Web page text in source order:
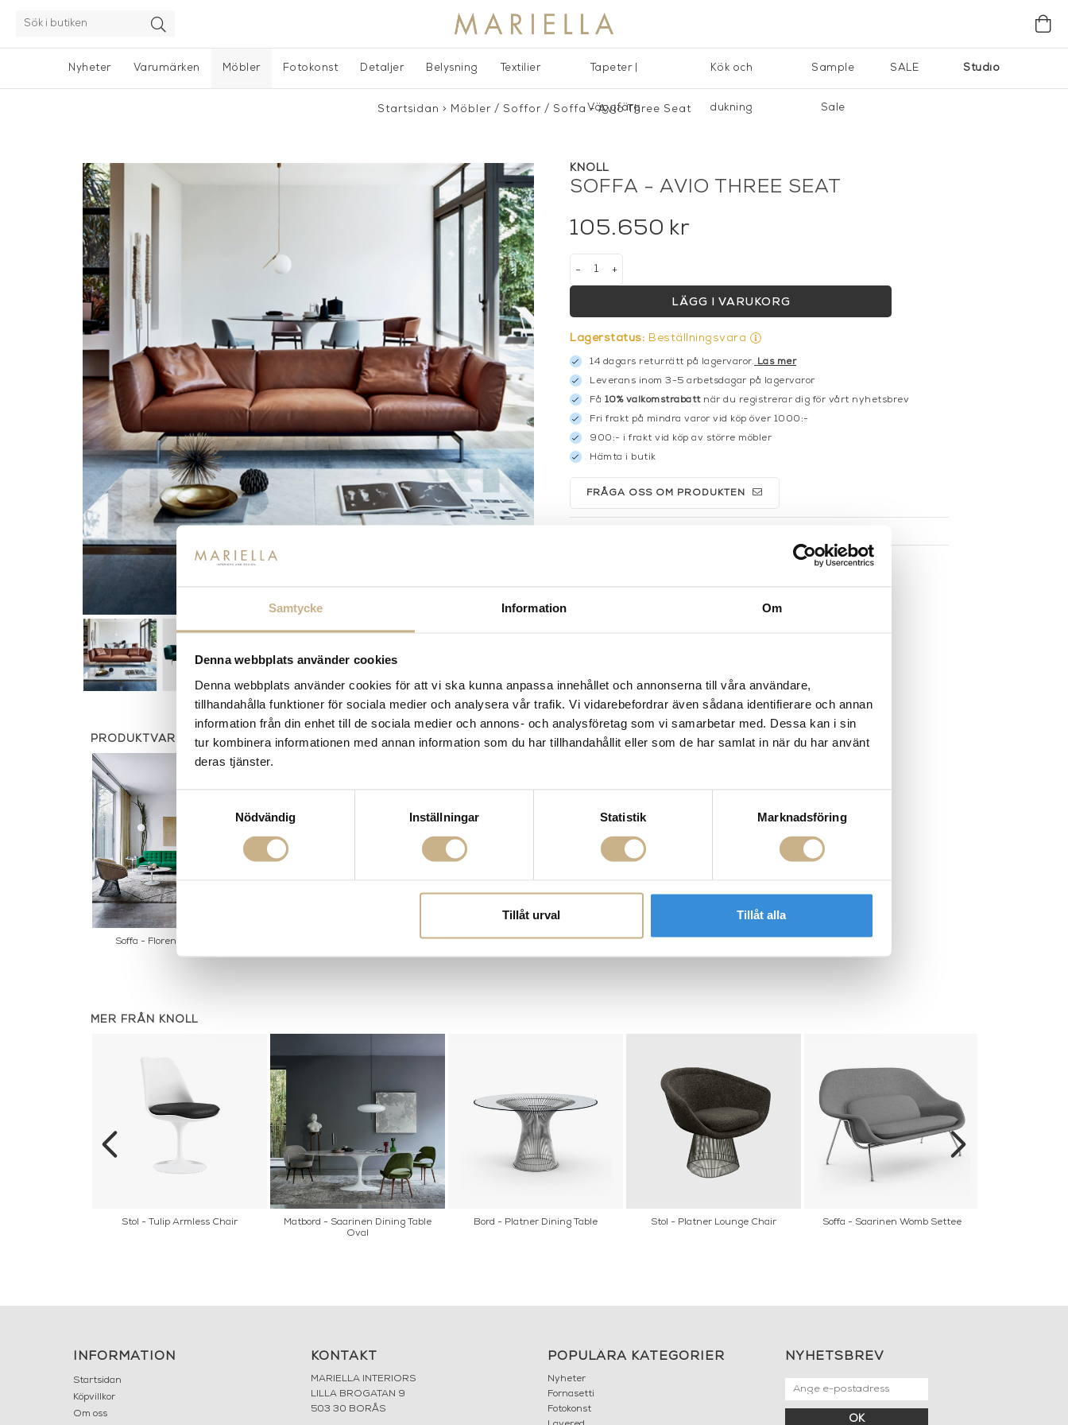
Samtycke Information Om
Denna webbplats använder cookies
Denna webbplats använder cookies för att vi ska kunna anpassa innehållet och annonserna till våra användare,
tillhandahålla funktioner för sociala medier och analysera vår trafik. Vi vidarebefordrar även sådana identifierare och annan
information från din enhet till de sociala medier och annons- och analysföretag som vi samarbetar med. Dessa kan i sin
tur kombinera informationen med annan information som du har tillhandahållit eller som de har samlat in när du har använt
deras tjänster.
Nödvändig
Inställningar Statistik Marknadsföring
Tillåt urval Tillåt alla
Nyheter Studio
Varumärken Möbler Fotokonst Detaljer Belysning Textilier Tapeter |
Väggfärg
Kök och
dukning
Sample
Sale
SALE
Startsidan > Möbler/ Soffor/ Soffa - Avio Three Seat
KNOLL
SOFFA - AVIO THREE SEAT
105.650 kr
+
-
LÄGG I VARUKORG
Lagerstatus: Beställningsvara
14 dagars returrätt på lagervaror. Läs mer
Leverans inom 3-5 arbetsdagar på lagervaror
Få 10% välkomstrabattnär du registrerar dig för vårt nyhetsbrev
Fri frakt på mindra varor vid köp över 1000:-
900:- i frakt vid köp av större möbler
Hämta i butik
FRÅGA OSS OM PRODUKTEN
PRODUKTVARIANTER
Soffa - Florence Relax 3-sits
MER FRÅN KNOLL
Stol - Tulip Armless Chair
Matbord - Saarinen Dining Table
Oval
Bord - Platner Dining Table Stol - Platner Lounge Chair Soffa - Saarinen Womb Settee
INFORMATION
Startsidan
Köpvillkor
Om oss
KONTAKT
MARIELLA INTERIORS
LILLA BROGATAN 9
503 30 BORÅS
POPULÄRA KATEGORIER
Nyheter
Fornasetti
Fotokonst
NYHETSBREV
OK